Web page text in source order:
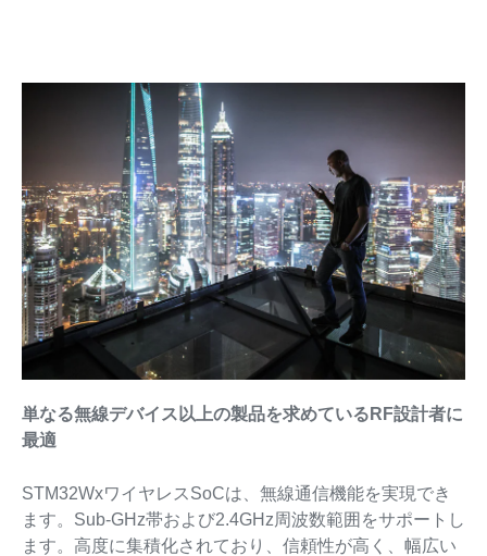
単なる無線デバイス以上の製品を求めているRF設計者に
最適
STM32WxワイヤレスSoCは、無線通信機能を実現でき
ます。Sub-GHz帯および2.4GHz周波数範囲をサポートし
ます。高度に集積化されており、信頼性が高く、幅広い